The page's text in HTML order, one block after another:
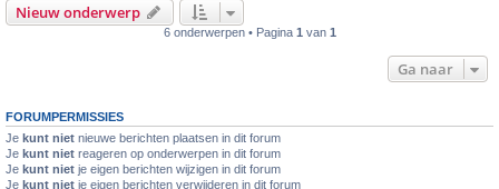
Nieuw onderwerp
6 onderwerpen • Pagina 1 van 1
Ga naar
FORUMPERMISSIES
Je kunt niet nieuwe berichten plaatsen in dit forum
Je kunt niet reageren op onderwerpen in dit forum
Je kunt niet je eigen berichten wijzigen in dit forum
Je kunt niet je eigen berichten verwijderen in dit forum